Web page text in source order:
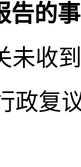
告的
未收
政复